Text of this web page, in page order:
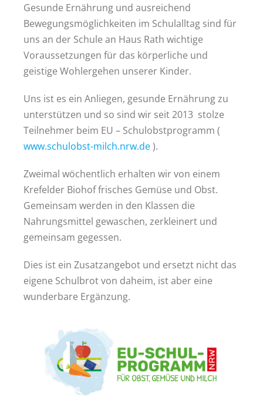
Gesunde Ernährung und ausreichend
Bewegungsmöglichkeiten im Schulalltag sind für
uns an der Schule an Haus Rath wichtige
Voraussetzungen für das körperliche und
geistige Wohlergehen unserer Kinder.
Uns ist es ein Anliegen, gesunde Ernährung zu
unterstützen und so sind wir seit 2013 stolze
Teilnehmer beim EU – Schulobstprogramm (
www.schulobst-milch.nrw.de).
Zweimal wöchentlich erhalten wir von einem
Krefelder Biohof frisches Gemüse und Obst.
Gemeinsam werden in den Klassen die
Nahrungsmittel gewaschen, zerkleinert und
gemeinsam gegessen.
Dies ist ein Zusatzangebot und ersetzt nicht das
eigene Schulbrot von daheim, ist aber eine
wunderbare Ergänzung.